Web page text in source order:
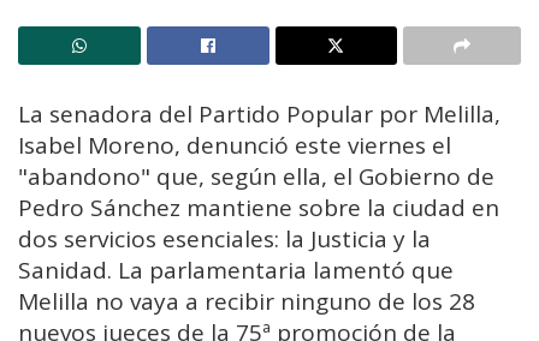
La senadora del Partido Popular por Melilla,
Isabel Moreno, denunció este viernes el
"abandono" que, según ella, el Gobierno de
Pedro Sánchez mantiene sobre la ciudad en
dos servicios esenciales: la Justicia y la
Sanidad. La parlamentaria lamentó que
Melilla no vaya a recibir ninguno de los 28
nuevos jueces de la 75ª promoción de la